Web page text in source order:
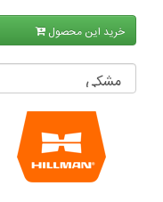
خرید این محصول